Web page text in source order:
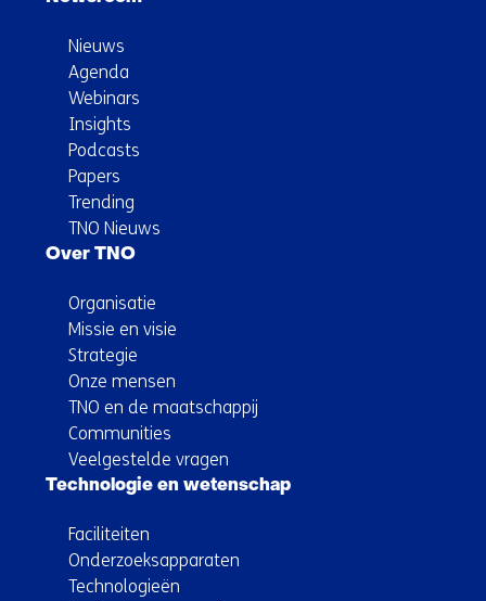
Nieuws
Agenda
Webinars
Insights
Podcasts
Papers
Trending
TNO Nieuws
Over TNO
Organisatie
Missie en visie
Strategie
Onze mensen
TNO en de maatschappij
Communities
Veelgestelde vragen
Technologie en wetenschap
Faciliteiten
Onderzoeksapparaten
Technologieën